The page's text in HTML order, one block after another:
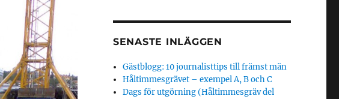
SENASTE INLÄGGEN
Gästblogg: 10 journalisttips till främst män
Håltimmesgrävet – exempel A, B och C
Dags för utgörning (Håltimmesgräv del